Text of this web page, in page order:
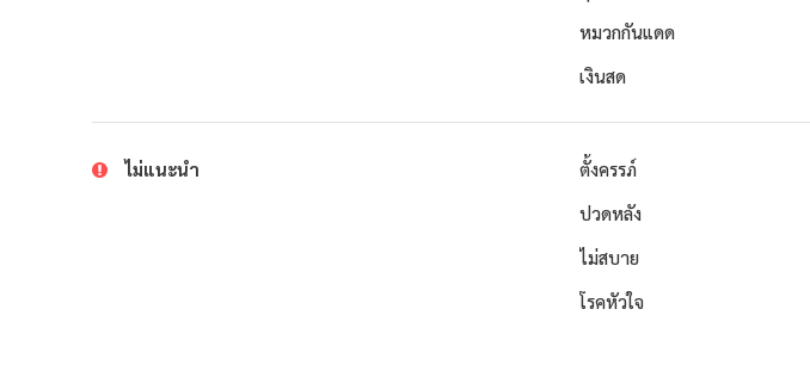
หมวกกันแดด
เงินสด
ไม่แนะนำ
ตั้งครรภ์
ปวดหลัง
ไม่สบาย
โรคหัวใจ